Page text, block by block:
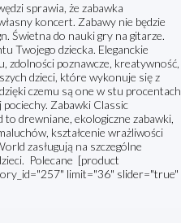
sprawia, że zabawka
koncert. Zabawy nie będzie
Świetna do nauki gry na gitarze.
Twojego dziecka. Eleganckie
zdolności poznawcze, kreatywność,
dzieci, które wykonuje się z
czemu są one w stu procentach
Zabawki Classic
drewniane, ekologiczne zabawki,
kształcenie wrażliwości
zasługują na szczególne
Polecane [product
limit="36" slider="true"